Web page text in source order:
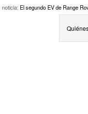
noticia: El segundo EV de Range